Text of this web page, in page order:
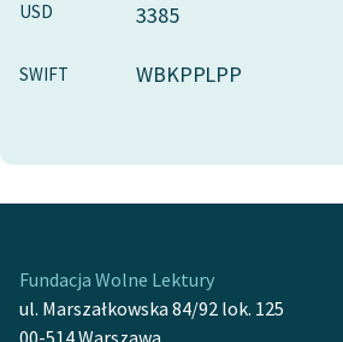
USD
3385
SWIFT WBKPPLPP
Fundacja Wolne Lektury
ul. Marszałkowska 84/92 lok. 125
00-514 Warszawa